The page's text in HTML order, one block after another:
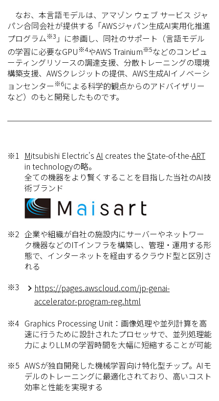
なお、本言語モデルは、アマゾン ウェブ サービス ジャ
パン合同会社が提供する「AWSジャパン生成AI実用化推進
プログラム※3 」に参画し、同社のサポート（言語モデル
の学習に必要なGPU ※4やAWS Trainium※5などのコンピュ
ーティングリソースの調達支援、分散トレーニングの環境
構築支援、AWSクレジットの提供、AWS生成AIイノベーシ
ョンセンター ※6による科学的観点からのアドバイザリー
など）のもと開発したものです。
※1 Mitsubishi Electric's AI creates the State-of-the-ART
in technologyの略。
全ての機器をより賢くすることを目指した当社のAI技
術ブランド
※2 企業や組織が自社の施設内にサーバーやネットワー
ク機器などのITインフラを構築し、管理・運用する形
態で、インターネットを経由するクラウド型と区別さ
れる
※3
https://pages.awscloud.com/jp-genai-
accelerator-program-reg.html
※4 Graphics Processing Unit：画像処理や並列計算を高
速に行うために設計されたプロセッサで、並列処理能
力によりLLMの学習時間を大幅に短縮することが可能
※5 AWSが独自開発した機械学習向け特化型チップ。AIモ
デルのトレーニングに最適化されており、高いコスト
効率と性能を実現する